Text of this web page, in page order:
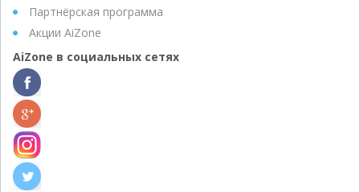
Партнёрская программа
Акции AiZone
AiZone в социальных сетях